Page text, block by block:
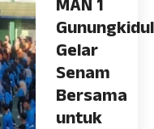
MAN 1
Gunungkidul
Gelar
Senam
Bersama
untuk